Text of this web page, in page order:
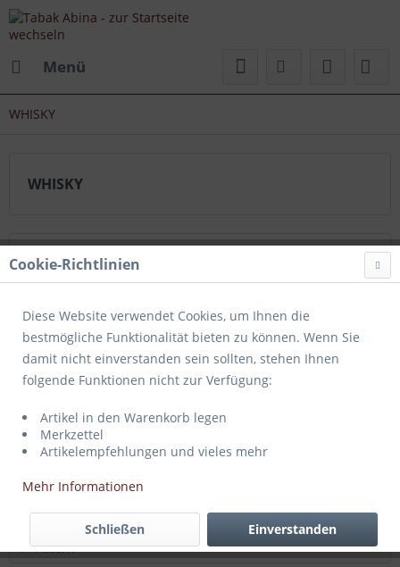
Menü
WHISKY
WHISKY
Topseller
Filtern
Cookie-Richtlinien
Diese Website verwendet Cookies, um Ihnen die
bestmögliche Funktionalität bieten zu können. Wenn Sie
damit nicht einverstanden sein sollten, stehen Ihnen
folgende Funktionen nicht zur Verfügung:
Artikel in den Warenkorb legen
Merkzettel
Artikelempfehlungen und vieles mehr
Mehr Informationen
Einverstanden
Schließen